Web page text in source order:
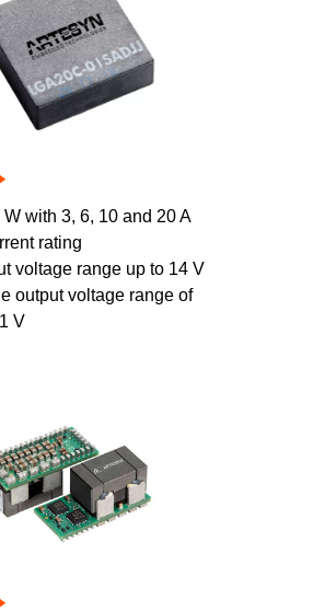
W with 3, 6, 10 and 20 A
rating
voltage range up to 14 V
output voltage range of
V